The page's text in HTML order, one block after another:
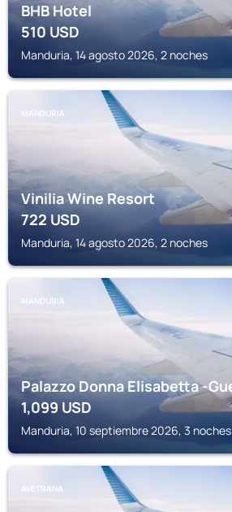
BHB Hotel
510USD
Manduria, 14 agosto 2026, 2 noches
MANDURIA
Vinilia Wine Resort
722USD
Manduria, 14 agosto 2026, 2 noches
MANDURIA
Palazzo Donna Elisabetta -
1,099 USD
Manduria, 10 septiembre 2026, 3 noches
AVETRANA